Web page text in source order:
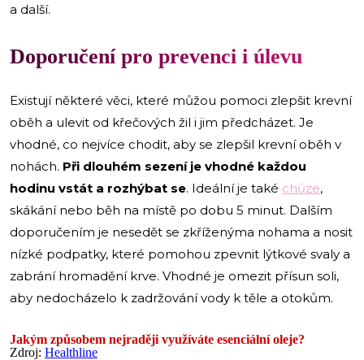
a další.
Doporučení pro prevenci i úlevu
Existují některé věci, které můžou pomoci zlepšit krevní
oběh a ulevit od křečových žil i jim předcházet. Je
vhodné, co nejvíce chodit, aby se zlepšil krevní oběh v
nohách. Při dlouhém sezení je vhodné každou
hodinu vstát a rozhýbat se. Ideální je také chůze,
skákání nebo běh na místě po dobu 5 minut. Dalším
doporučením je nesedět se zkříženýma nohama a nosit
nízké podpatky, které pomohou zpevnit lýtkové svaly a
zabrání hromadění krve. Vhodné je omezit přísun soli,
aby nedocházelo k zadržování vody k těle a otokům.
Jakým způsobem nejraději využíváte esenciální oleje?
Zdroj: Healthline